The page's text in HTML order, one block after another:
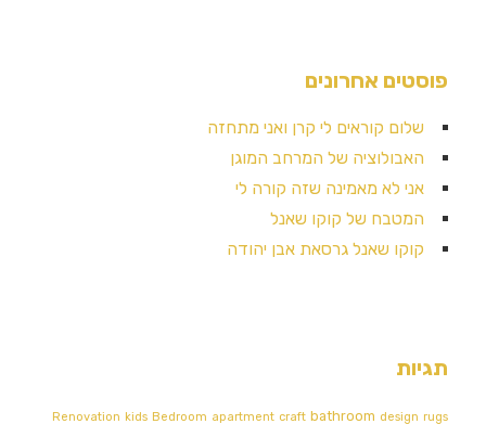
פוסטים אחרונים
שלום קוראים לי קרן ואני מתחזה
האבולוציה של המרחב המוגן
אני לא מאמינה שזה קורה לי
המטבח של קוקו שאנל
קוקו שאנל גרסאת אבן יהודה
תגיות
Renovation kids Bedroom apartment craft bathroom design rugs